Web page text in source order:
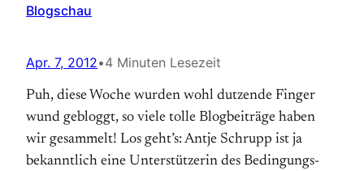
Blogschau
Apr. 7, 2012•4 Minuten Lesezeit
Puh, diese Woche wurden wohl dutzende Finger
wund ge­bloggt, so viele tolle Blog­beiträge haben
wir ge­sammelt! Los geht’s: Antje Schrupp ist ja
bekanntlich eine Unter­stützerin des Bedingungs­